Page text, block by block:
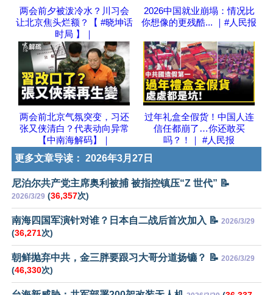
两会前夕被泼冷水？川习会
让北京焦头烂额？【 #晓坤话
时局 】｜
2026中国就业崩塌：情况比
你想像的更残酷... ｜#人民报
两会前北京气氛突变，习还
张又侠清白？代表动向异常
【中南海解码】｜
过年礼盒全假货！中国人连
信任都崩了…你还敢买
吗？！｜ #人民报
更多文章导读： 2026年3月27日
尼泊尔共产党主席奥利被捕 被指控镇压“Z 世代” 📝
2026/3/29 (36,357次)
南海四国军演针对谁？日本自二战后首次加入 📝 2026/3/29
(36,271次)
朝鲜抛弃中共，金三胖要跟习大哥分道扬镳？ 📝 2026/3/29
(46,330次)